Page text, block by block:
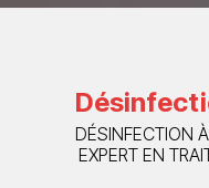
DÉSINFECTION
EXPERT EN